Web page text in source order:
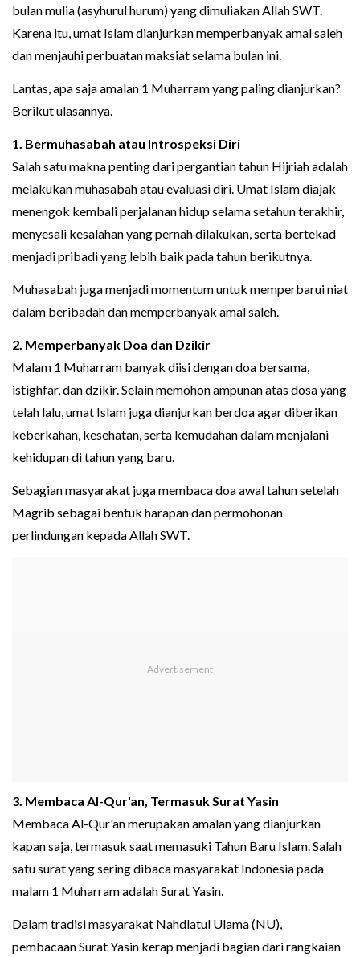
bulan mulia (asyhurul hurum) yang dimuliakan Allah SWT.
Karena itu, umat Islam dianjurkan memperbanyak amal saleh
dan menjauhi perbuatan maksiat selama bulan ini.
Lantas, apa saja amalan 1 Muharram yang paling dianjurkan?
Berikut ulasannya.
1. Bermuhasabah atau Introspeksi Diri
Salah satu makna penting dari pergantian tahun Hijriah adalah
melakukan muhasabah atau evaluasi diri. Umat Islam diajak
menengok kembali perjalanan hidup selama setahun terakhir,
menyesali kesalahan yang pernah dilakukan, serta bertekad
menjadi pribadi yang lebih baik pada tahun berikutnya.
Muhasabah juga menjadi momentum untuk memperbarui niat
dalam beribadah dan memperbanyak amal saleh.
2. Memperbanyak Doa dan Dzikir
Malam 1 Muharram banyak diisi dengan doa bersama,
istighfar, dan dzikir. Selain memohon ampunan atas dosa yang
telah lalu, umat Islam juga dianjurkan berdoa agar diberikan
keberkahan, kesehatan, serta kemudahan dalam menjalani
kehidupan di tahun yang baru.
Sebagian masyarakat juga membaca doa awal tahun setelah
Magrib sebagai bentuk harapan dan permohonan
perlindungan kepada Allah SWT.
3. Membaca Al-Qur'an, Termasuk Surat Yasin
Membaca Al-Qur'an merupakan amalan yang dianjurkan
kapan saja, termasuk saat memasuki Tahun Baru Islam. Salah
satu surat yang sering dibaca masyarakat Indonesia pada
malam 1 Muharram adalah Surat Yasin.
Dalam tradisi masyarakat Nahdlatul Ulama (NU),
pembacaan Surat Yasin kerap menjadi bagian dari rangkaian